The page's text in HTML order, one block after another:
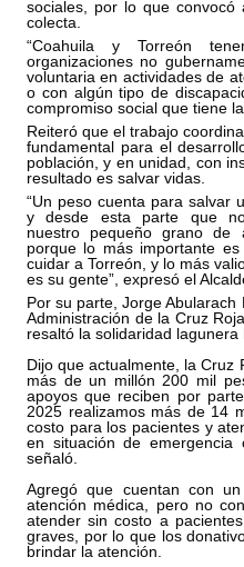
sociales, por lo que
colecta.
“Coahuila y Torreón
organizaciones no
voluntaria en actividades de
o con algún tipo de
compromiso social que tiene
Reiteró que el trabajo
fundamental para el
población, y en unidad, con
resultado es salvar vidas.
“Un peso cuenta para salvar
y desde esta parte que
nuestro pequeño grano de
porque lo más importante
cuidar a Torreón, y lo más
es su gente”, expresó el
Por su parte, Jorge
Administración de la Cruz
resaltó la solidaridad lagunera
Dijo que actualmente, la Cruz
más de un millón 200 mil
apoyos que reciben por
2025 realizamos más de 14
costo para los pacientes y
en situación de emergencia
señaló.
Agregó que cuentan con
atención médica, pero no
atender sin costo a
graves, por lo que los
brindar la atención.